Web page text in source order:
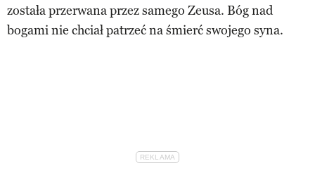
została przerwana przez samego Zeusa. Bóg nad
bogami nie chciał patrzeć na śmierć swojego syna.